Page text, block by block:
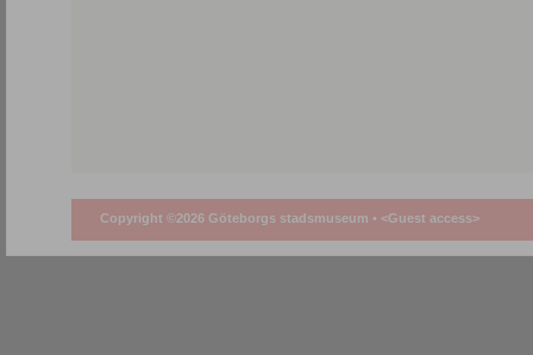
Copyright ©2026 Göteborgs stadsmuseum • <Guest access>